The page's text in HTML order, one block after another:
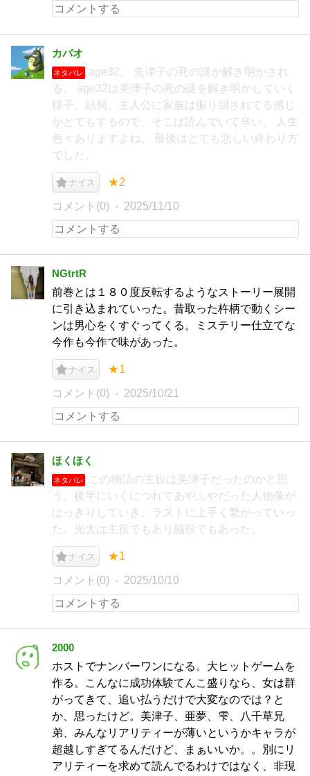
カバオ
ネタバレ
age32。 美津子の死の謎が解き明かされ
る。 age32は美津子の死の謎を解き明かしていく
様子。結局、主人公に家族は振り回されてる感じ
がとてもするので、そこは読んでいて辛い。 人生
色々ありますよね。 最後はとても悲しい終わり方
でした。
ナイス ★2
コメント(0) 2025/11/10
NGtrtR
前巻とは１８０度反転するようなストーリー展開
に引き込まれていった。昔取った杵柄で動くシー
ンは男心をくすぐってくる。ミステリー仕立てな
今作も今作で味があった。
ナイス ★1
コメント(0) 2025/10/21
ほくほく
ネタバレ
この物語の主役は美津子だったのかと思
う。後半にいくにつれてあやふやだった人物像が
はっきりしていき、ラストに上手く繋がっていっ
た。光太は主役でもあり脇役でもあった。
ナイス ★1
コメント(0) 2025/10/10
2000
ホストでナンバーワンになる。大ヒットゲームを
作る。こんなに成功体験てんこ盛りなら、女は群
がってきて、追い払うだけで大変なのでは？と
か、思ったけど。美津子、亜夢、雫、八千草兄
弟、みんなリアリティーが薄いというかキャラが
超越しすぎてるんだけど、まぁいいか。。別にリ
アリティーを求めて読んでるわけではなく、非現